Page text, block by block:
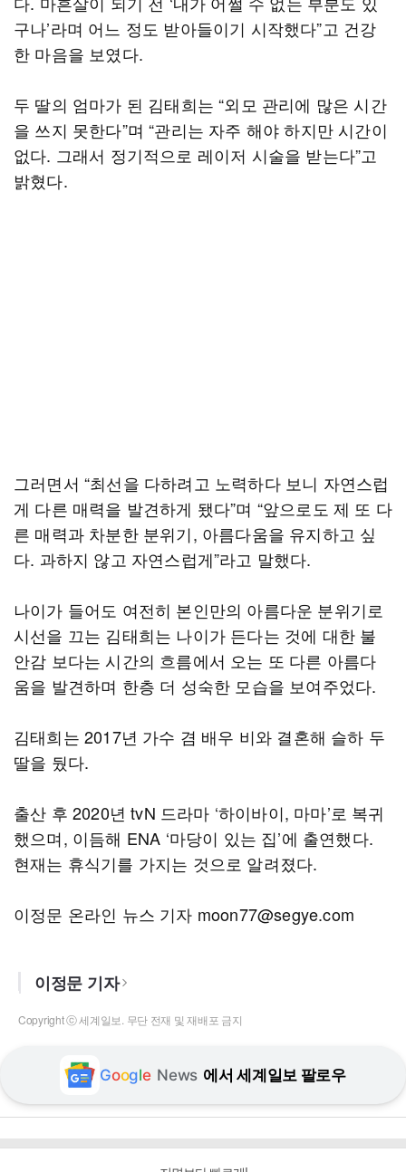
구나’라며 어느 정도 받아들이기 시작했다”고 건강
한 마음을 보였다.
두 딸의 엄마가 된 김태희는 “외모 관리에 많은 시간
을 쓰지 못한다”며 “관리는 자주 해야 하지만 시간이
없다. 그래서 정기적으로 레이저 시술을 받는다”고
밝혔다.
그러면서 “최선을 다하려고 노력하다 보니 자연스럽
게 다른 매력을 발견하게 됐다”며 “앞으로도 제 또 다
른 매력과 차분한 분위기, 아름다움을 유지하고 싶
다. 과하지 않고 자연스럽게”라고 말했다.
나이가 들어도 여전히 본인만의 아름다운 분위기로
시선을 끄는 김태희는 나이가 든다는 것에 대한 불
안감 보다는 시간의 흐름에서 오는 또 다른 아름다
움을 발견하며 한층 더 성숙한 모습을 보여주었다.
김태희는 2017년 가수 겸 배우 비와 결혼해 슬하 두
딸을 뒀다.
출산 후 2020년 tvN 드라마 ‘하이바이, 마마’로 복귀
했으며, 이듬해 ENA ‘마당이 있는 집’에 출연했다.
현재는 휴식기를 가지는 것으로 알려졌다.
이정문 온라인 뉴스 기자 moon77@segye.com
이정문 기자
Copyright ⓒ 세계일보. 무단 전재 및 재배포 금지
Google News 에서 세계일보 팔로우